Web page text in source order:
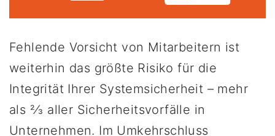
Fehlende Vorsicht von Mitarbeitern ist
weiterhin das größte Risiko für die
Integrität Ihrer Systemsicherheit – mehr
als 2⁄3 aller Sicherheitsvorfälle in
Unternehmen. Im Umkehrschluss